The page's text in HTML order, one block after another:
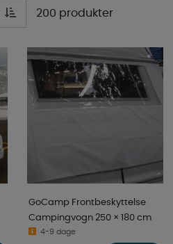
200 produkter
GoCamp Frontbeskyttelse
Campingvogn 250 × 180 cm
4-9 dage